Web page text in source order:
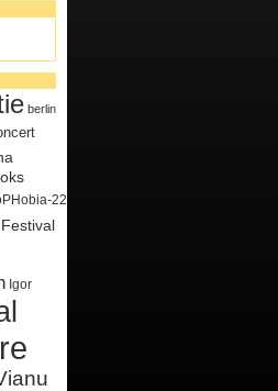
berlin
22
Festival
Igor